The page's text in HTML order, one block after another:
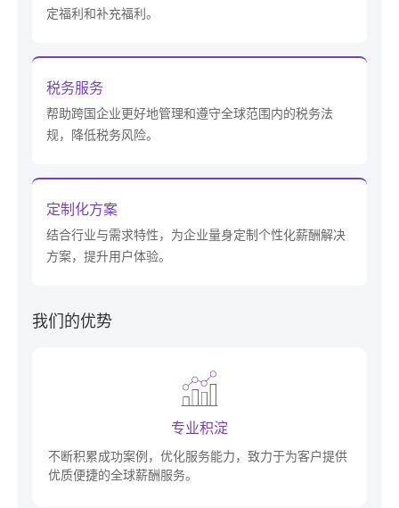
定福利和补充福利。
税务服务
帮助跨国企业更好地管理和遵守全球范围内的税务法
规，降低税务风险。
定制化方案
结合行业与需求特性，为企业量身定制个性化薪酬解决
方案，提升用户体验。
我们的优势
专业积淀
不断积累成功案例，优化服务能力，致力于为客户提供
优质便捷的全球薪酬服务。